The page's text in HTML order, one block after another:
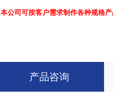
本公司可按客户需求制作各种规格
产品咨询